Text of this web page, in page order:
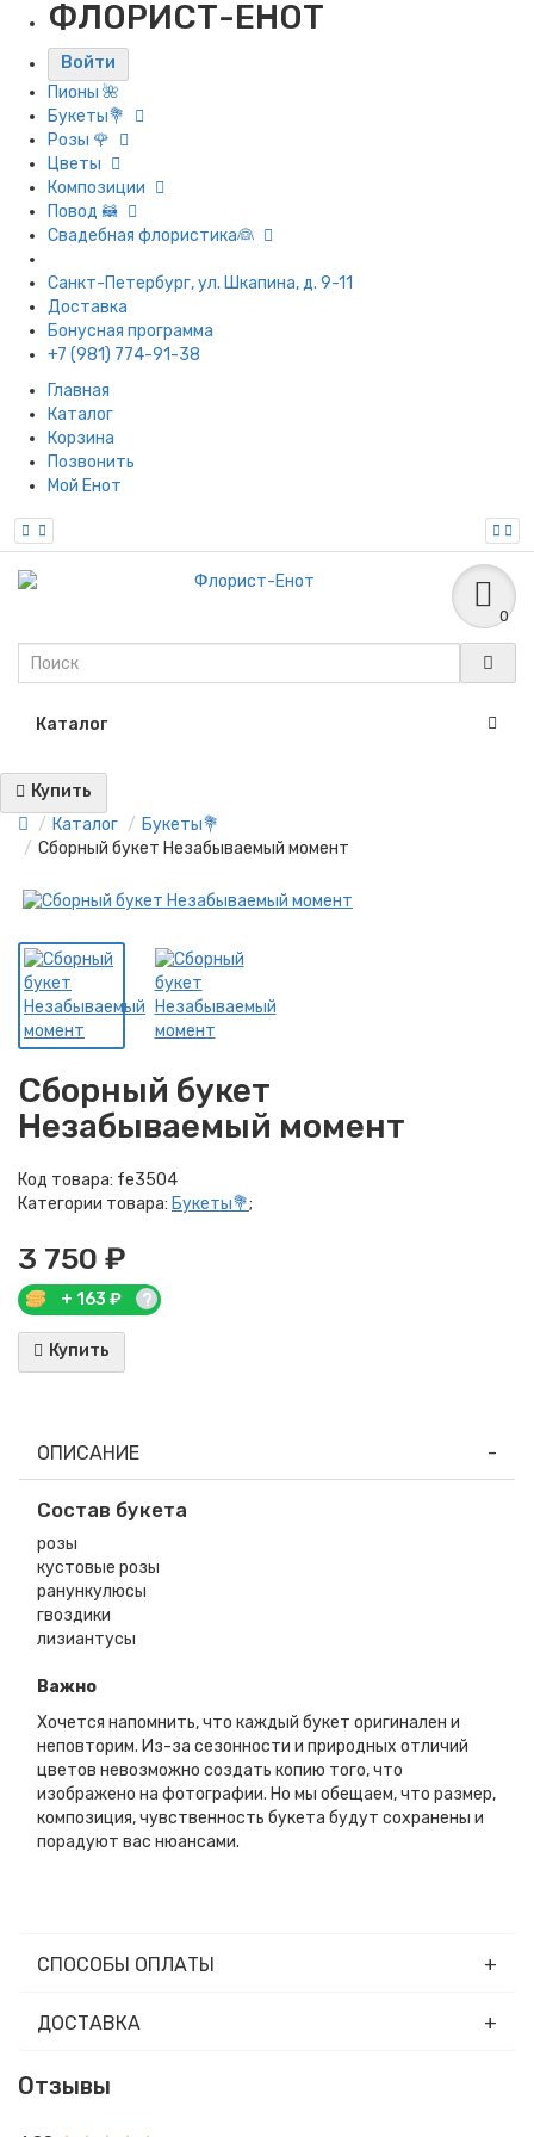
ФЛОРИСТ-ЕНОТ
Войти
Пионы 🌺
Букеты💐
Розы 🌹
Цветы
Композиции
Повод 🦝
Свадебная флористика👰
Санкт-Петербург, ул. Шкапина, д. 9-11
Доставка
Бонусная программа
+7 (981) 774-91-38
Главная
Каталог
Корзина
Позвонить
Мой Енот
0
Каталог
Купить
Каталог
Букеты💐
Сборный букет Незабываемый момент
Сборный букет
Незабываемый момент
Код товара: fe3504
Категории товара: Букеты💐;
3 750 ₽
+ 163 ₽ ?
Купить
ОПИСАНИЕ
Состав букета
розы
кустовые розы
ранункулюсы
гвоздики
лизиантусы
Важно
Хочется напомнить, что каждый букет оригинален и
неповторим. Из-за сезонности и природных отличий
цветов невозможно создать копию того, что
изображено на фотографии. Но мы обещаем, что размер,
композиция, чувственность букета будут сохранены и
порадуют вас нюансами.
СПОСОБЫ ОПЛАТЫ
ДОСТАВКА
Отзывы